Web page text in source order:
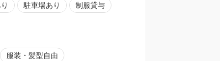
駐車場あり 制服貸与
服装・髪型自由